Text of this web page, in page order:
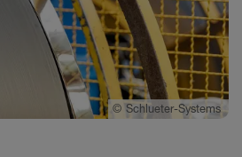
© Schlueter-Systems